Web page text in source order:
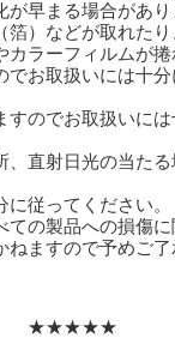
早まる場合があり
箔）などが取れた
ラーフィルムが捲
でお取扱いには十
すのでお取扱いに
、直射日光の当たる
従ってください。
ての製品への損傷に
ますので予めご了
ー ★★★★★